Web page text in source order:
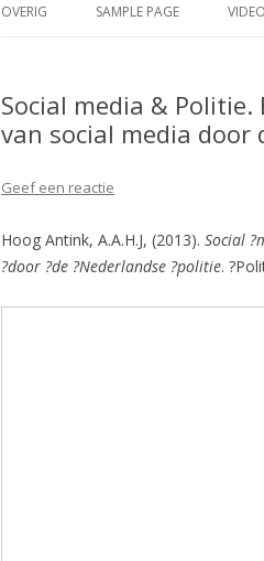
OVERIG SAMPLE PAGE
Social media &
van social media door
Geef een reactie
Hoog Antink, A.A.H.J, (2013). Social
?door ?de ?Nederlandse ?politie.